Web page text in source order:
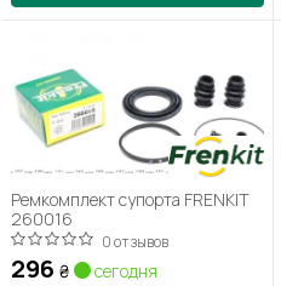
Ремкомплект супорта FRENKIT
260016
0 отзывов
296 ₴ сегодня